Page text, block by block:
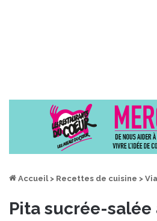
Accueil > Recettes de cuisine >
Pita sucrée-